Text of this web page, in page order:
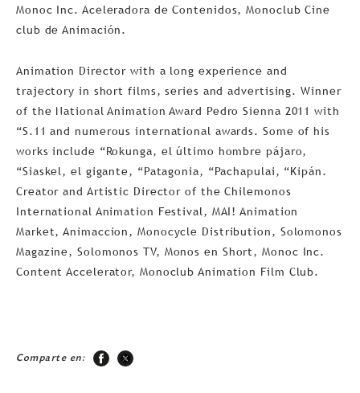
Monoc Inc. Aceleradora de Contenidos, Monoclub Cine
club de Animación.
Animation Director with a long experience and
trajectory in short films, series and advertising. Winner
of the National Animation Award Pedro Sienna 2011 with
“S.11 and numerous international awards. Some of his
works include “Rokunga, el último hombre pájaro,
“Siaskel, el gigante, “Patagonia, “Pachapulai, “Kipán.
Creator and Artistic Director of the Chilemonos
International Animation Festival, MAI! Animation
Market, Animaccion, Monocycle Distribution, Solomonos
Magazine, Solomonos TV, Monos en Short, Monoc Inc.
Content Accelerator, Monoclub Animation Film Club.
Comparte en: